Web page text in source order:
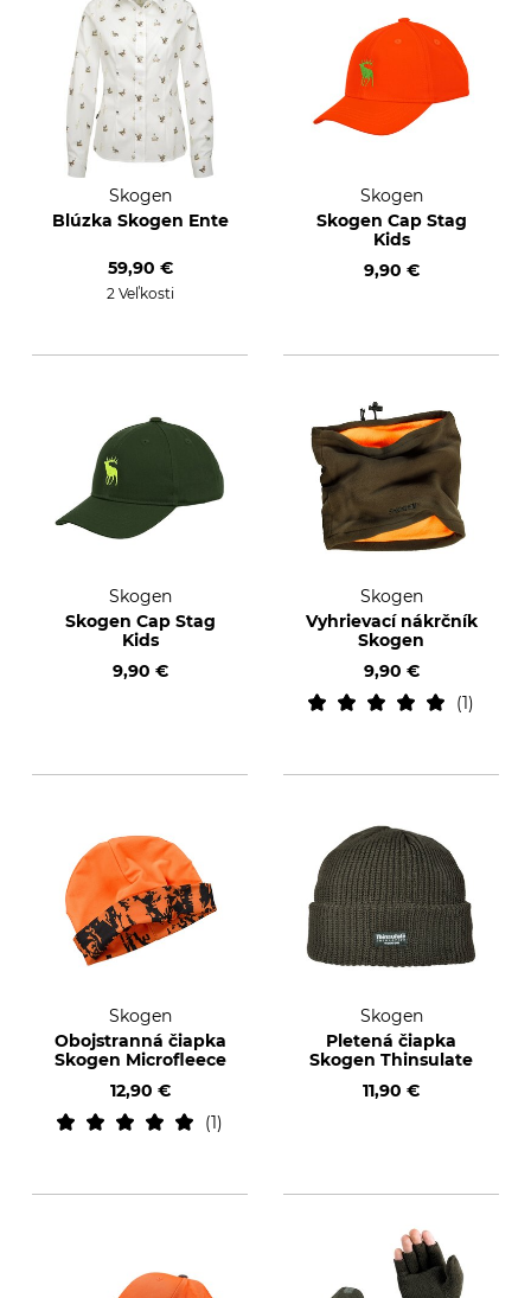
Skogen
Blúzka Skogen Ente
59,90 €
2 Veľkosti
Skogen
Skogen Cap Stag
Kids
9,90 €
Skogen
Skogen Cap Stag
Kids
9,90 €
Skogen
Vyhrievací nákrčník
Skogen
9,90 €
1
Skogen
Obojstranná čiapka
Skogen Microfleece
12,90 €
1
Skogen
Pletená čiapka
Skogen Thinsulate
11,90 €